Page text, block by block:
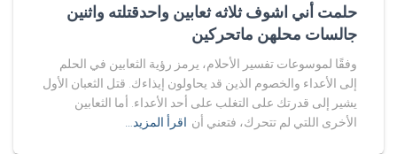
حلمت أني اشوف ثلاثه ثعابين واحدقتلته واثنين
جالسات محلهن ماتحركين
وفقًا لموسوعات تفسير الأحلام، يرمز رؤية الثعابين في الحلم
إلى الأعداء والخصوم الذين قد يحاولون إيذاءك. قتل الثعبان الأول
يشير إلى قدرتك على التغلب على أحد الأعداء. أما الثعابين
الأخرى اللتي لم تتحرك، فتعني أن اقرأ المزيد…